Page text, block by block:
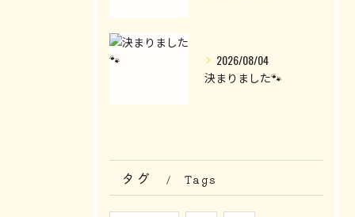
2026/08/04
決まりました🐾
タグ Tags